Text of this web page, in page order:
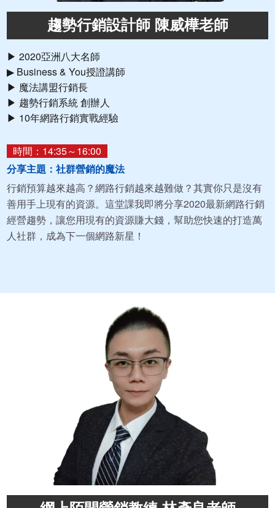
趨勢行銷設計師 陳威樺老師
▶ 2020亞洲八大名師
▶ Business & You授證講師
▶ 魔法講盟行銷長
▶ 趨勢行銷系統 創辦人
▶ 10年網路行銷實戰經驗
時間：14:35～16:00
分享主題：社群營銷的魔法
行銷預算越來越高？網路行銷越來越難做？其實你只是沒有
善用手上現有的資源。這堂課我即將分享2020最新網路行銷
經營趨勢，讓您用現有的資源賺大錢，幫助您快速的打造萬
人社群，成為下一個網路新星！